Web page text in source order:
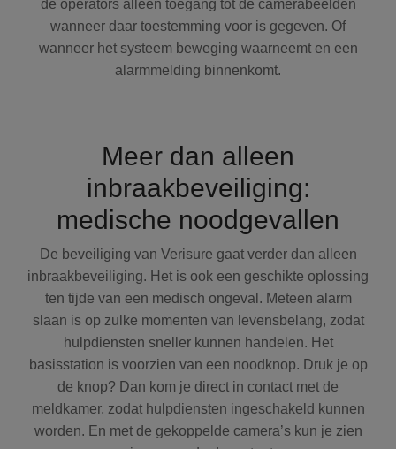
de operators alleen toegang tot de camerabeelden
wanneer daar toestemming voor is gegeven. Of
wanneer het systeem beweging waarneemt en een
alarmmelding binnenkomt.
Meer dan alleen
inbraakbeveiliging:
medische noodgevallen
De beveiliging van Verisure gaat verder dan alleen
inbraakbeveiliging. Het is ook een geschikte oplossing
ten tijde van een medisch ongeval. Meteen alarm
slaan is op zulke momenten van levensbelang, zodat
hulpdiensten sneller kunnen handelen. Het
basisstation is voorzien van een noodknop. Druk je op
de knop? Dan kom je direct in contact met de
meldkamer, zodat hulpdiensten ingeschakeld kunnen
worden. En met de gekoppelde camera’s kun je zien